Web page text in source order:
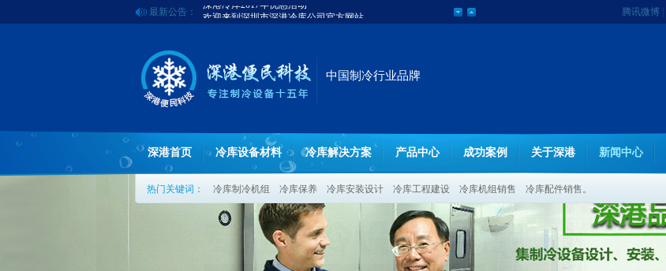
最新公告：
欢迎来到深圳市深港冷库公司官方网站
深港冷库2017年优惠活动
腾讯微博
中国制冷行业品牌
深港首页 冷库设备材料 冷库解决方案 产品中心 成功案例 关于深港 新闻中心
热门关键词： 冷库制冷机组 冷库保养 冷库安装设计 冷库工程建设 冷库机组销售 冷库配件销售。